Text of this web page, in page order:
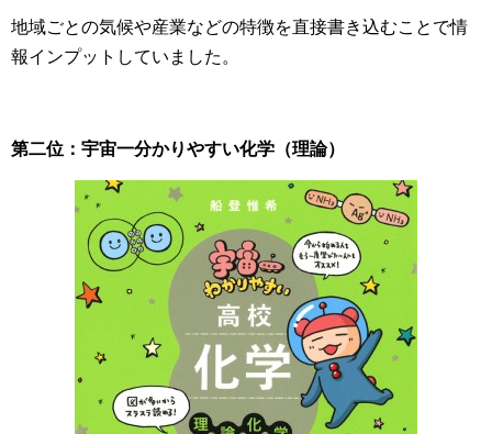
地域ごとの気候や産業などの特徴を直接書き込むことで情
報インプットしていました。
第二位：宇宙一分かりやすい化学（理論）